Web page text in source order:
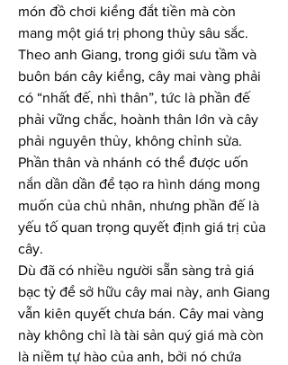
món đồ chơi kiểng đắt tiền mà còn
mang một giá trị phong thủy sâu sắc.
Theo anh Giang, trong giới sưu tầm và
buôn bán cây kiểng, cây mai vàng phải
có “nhất đế, nhì thân”, tức là phần đế
phải vững chắc, hoành thân lớn và cây
phải nguyên thủy, không chỉnh sửa.
Phần thân và nhánh có thể được uốn
nắn dần dần để tạo ra hình dáng mong
muốn của chủ nhân, nhưng phần đế là
yếu tố quan trọng quyết định giá trị của
cây.
Dù đã có nhiều người sẵn sàng trả giá
bạc tỷ để sở hữu cây mai này, anh Giang
vẫn kiên quyết chưa bán. Cây mai vàng
này không chỉ là tài sản quý giá mà còn
là niềm tự hào của anh, bởi nó chứa